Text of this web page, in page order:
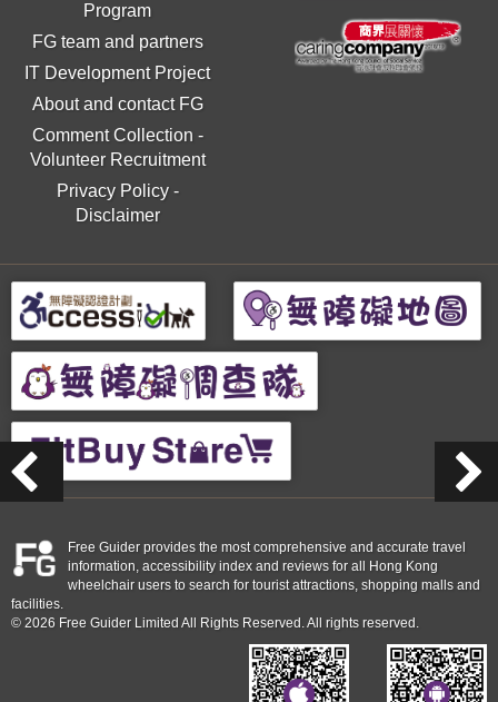
Program
FG team and partners
IT Development Project
About and contact FG
Comment Collection -
Volunteer Recruitment
Privacy Policy-
Disclaimer
Free Guider provides the most comprehensive and accurate travel
information, accessibility index and reviews for all Hong Kong
wheelchair users to search for tourist attractions, shopping malls and
facilities.
© 2026 Free Guider Limited All Rights Reserved. All rights reserved.